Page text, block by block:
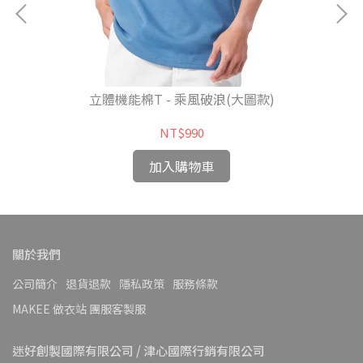
立體機能棉T - 乘風破浪(大圖款)
NT$990
加入購物車
關於我們
公司簡介 退貨退款 隱私政策 服務條款
MAKEE 做衣站 團服客製服
迷好創製國際有限公司 / 津心國際行銷有限公司